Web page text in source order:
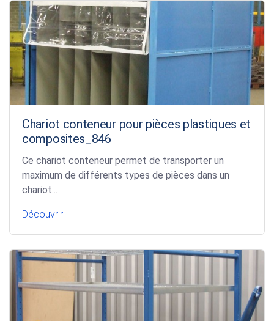
Chariot conteneur pour pièces plastiques et
composites_846
Ce chariot conteneur permet de transporter un
maximum de différents types de pièces dans un
chariot...
Découvrir